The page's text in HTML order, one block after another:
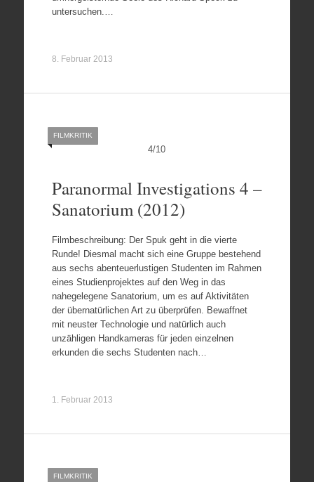
untersuchen.…
8. Februar 2013
4/10
FILMKRITIK
Paranormal Investigations 4 –
Sanatorium (2012)
Filmbeschreibung: Der Spuk geht in die vierte
Runde! Diesmal macht sich eine Gruppe bestehend
aus sechs abenteuerlustigen Studenten im Rahmen
eines Studienprojektes auf den Weg in das
nahegelegene Sanatorium, um es auf Aktivitäten
der übernatürlichen Art zu überprüfen. Bewaffnet
mit neuster Technologie und natürlich auch
unzähligen Handkameras für jeden einzelnen
erkunden die sechs Studenten nach…
1. Februar 2013
FILMKRITIK